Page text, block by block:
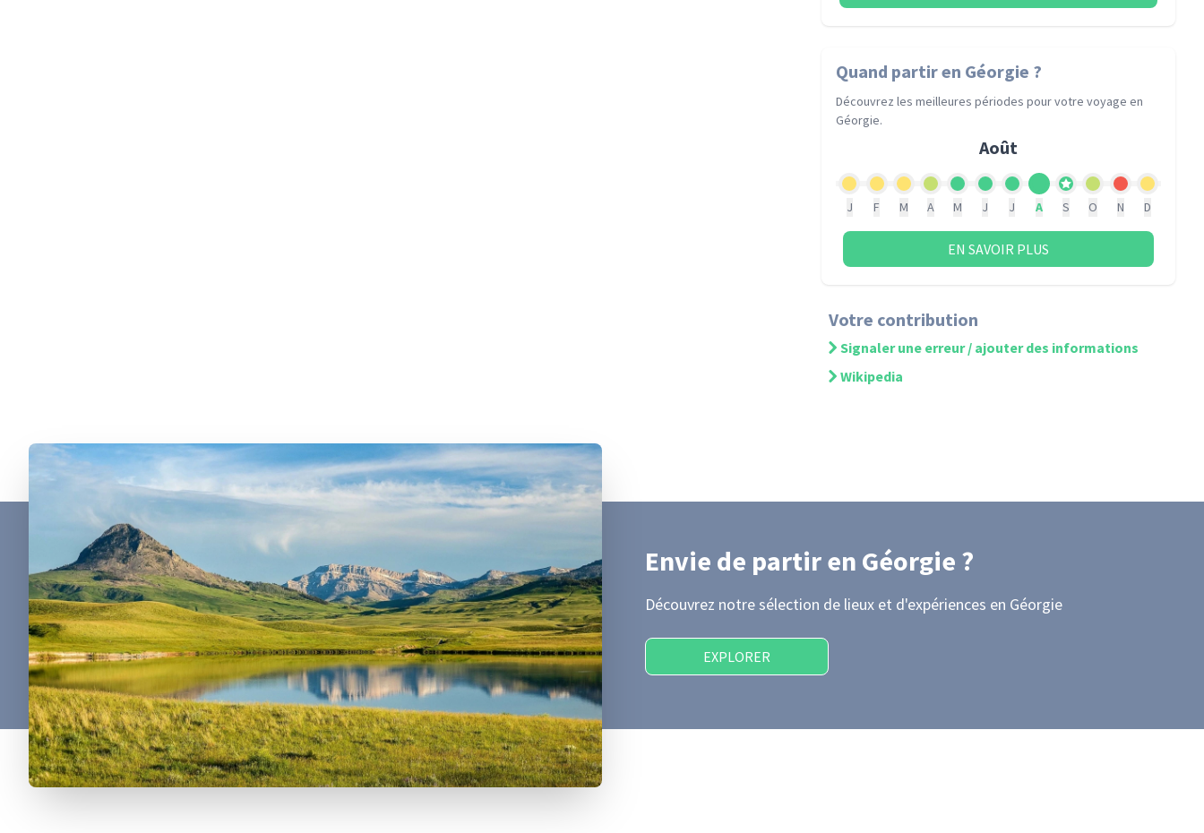
Quand partiren Géorgie ?
Découvrez les meilleures périodes pour votre voyageen
Géorgie.
Août
J F M A M J J A S O N D
EN SAVOIR PLUS
Votre contribution
Signaler une erreur / ajouter des informations
Wikipedia
Envie de partiren Géorgie ?
Découvrez notre sélection de lieux et d'expériences en Géorgie
EXPLORER